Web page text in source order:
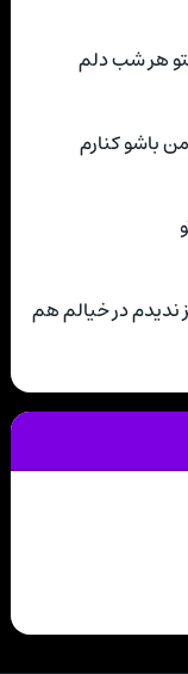
هر شب دلم
باشو کنارم
ندیدم در خیالم هم